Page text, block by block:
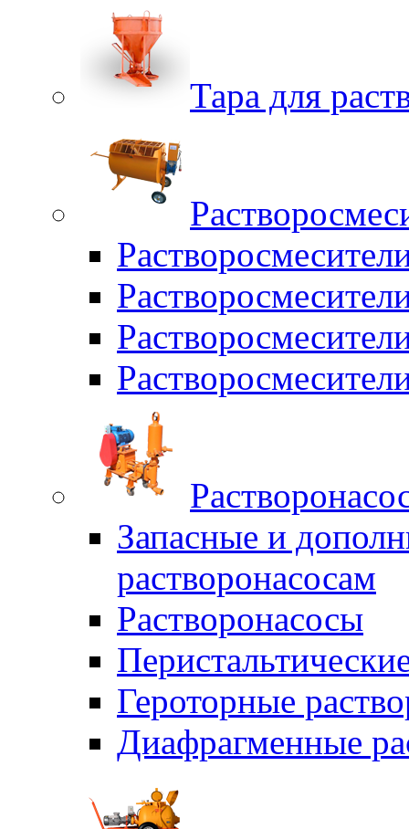
Тара для
Запасные и
растворонасосам
Растворонасосы
Героторные
Диафрагменные